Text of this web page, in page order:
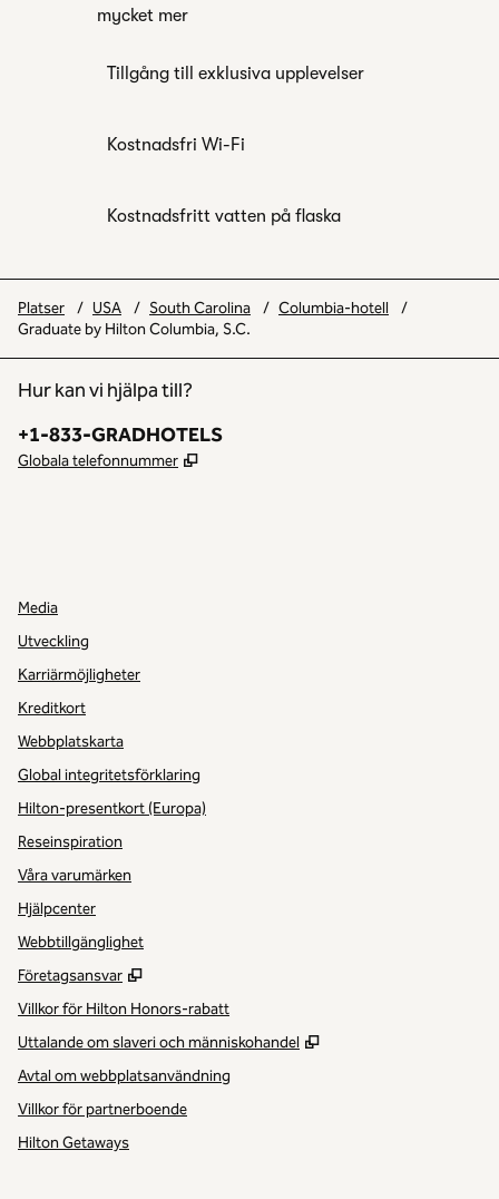
mycket mer
Tillgång till exklusiva upplevelser
Kostnadsfri Wi-Fi
Kostnadsfritt vatten på flaska
Platser / USA / South Carolina / Columbia-hotell
/
Graduate by Hilton Columbia, S.C.
Hur kan vi hjälpa till?
Telefon:
+1-833-GRADHOTELS
Globala telefonnummer ,
Media
Utveckling
Karriärmöjligheter
Kreditkort
Webbplatskarta
Global integritetsförklaring
Hilton-presentkort (Europa)
Reseinspiration
Våra varumärken
Hjälpcenter
Webbtillgänglighet
Företagsansvar
,
Villkor för Hilton Honors-rabatt
Uttalande om slaveri och människohandel
,
Avtal om webbplatsanvändning
Villkor för partnerboende
Hilton Getaways